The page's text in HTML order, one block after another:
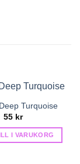
Turquoise
55 kr
I VARUKORG